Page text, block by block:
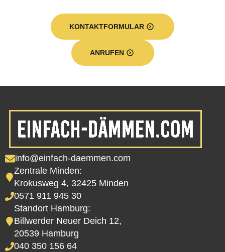
KONTAKTFORMULAR
ANRUFEN
info@einfach-daemmen.com
Zentrale Minden:
Krokusweg 4, 32425 Minden
0571 911 945 30
Standort Hamburg:
Billwerder Neuer Deich 12,
20539 Hamburg
040 350 156 64